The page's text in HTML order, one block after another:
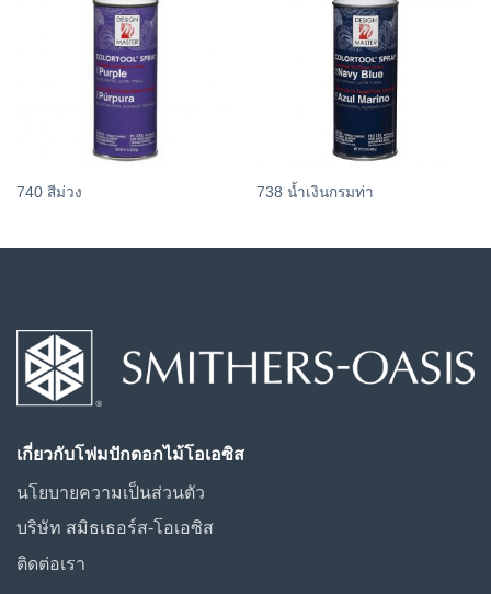
740 สีม่วง 738 น้ำเงินกรมท่า
เกี่ยวกับโฟมปักดอกไม้โอเอซิส
นโยบายความเป็นส่วนตัว
บริษัท สมิธเธอร์ส-โอเอซิส
ติดต่อเรา